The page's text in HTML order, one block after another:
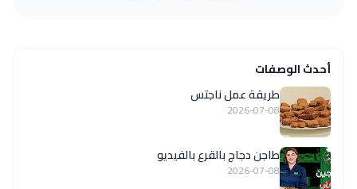
أحدث الوصفات
طريقة عمل ناجتس
2026-07-08
طاجن دجاج بالقرع بالفيديو
2026-07-08